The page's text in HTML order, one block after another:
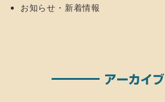
お知らせ・新着情報
アーカイブ